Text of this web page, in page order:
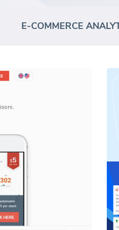
E-COMMERCE